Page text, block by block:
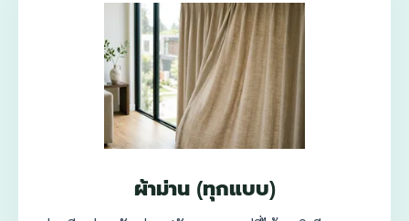
ผ้าม่าน (ทุกแบบ)